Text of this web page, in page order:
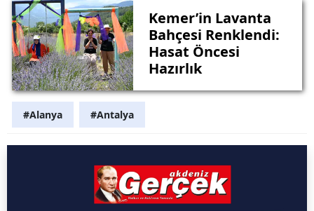
Kemer’in Lavanta
Bahçesi Renklendi:
Hasat Öncesi
Hazırlık
#Alanya #Antalya